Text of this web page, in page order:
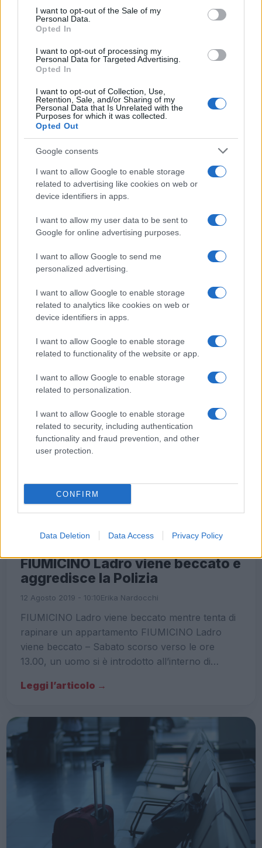
consent section.
I want to opt-out of the Sale of my
Personal Data.
Opted In
I want to opt-out of processing my
Personal Data for Targeted Advertising.
Opted In
I want to opt-out of Collection, Use,
Retention, Sale, and/or Sharing of my
Personal Data that Is Unrelated with the
Purposes for which it was collected.
Opted Out
Google consents
I want to allow Google to enable storage
related to advertising like cookies on web or
device identifiers in apps.
I want to allow my user data to be sent to
Google for online advertising purposes.
I want to allow Google to send me
personalized advertising.
I want to allow Google to enable storage
related to analytics like cookies on web or
device identifiers in apps.
I want to allow Google to enable storage
related to functionality of the website or app.
I want to allow Google to enable storage
related to personalization.
I want to allow Google to enable storage
related to security, including authentication
functionality and fraud prevention, and other
user protection.
CONFIRM
Data Deletion Data Access Privacy Policy
Leggi l’articolo →
ROMA Policlinico Gemelli —
Ladro in corsia
18 Agosto 2019 - 15:01Stefano Ferrera
ieri, un uomo si è reso protagonista del furto di
una borsa ai danni della moglie di un paziente
ricoverato nel…
Leggi l’articolo →
ULTIME NOTIZIE ROMA
FIUMICINO Ladro viene beccato e
aggredisce la Polizia
12 Agosto 2019 - 10:10Erika Nardocchi
FIUMICINO Ladro viene beccato mentre tenta di
rapinare un appartamento FIUMICINO Ladro
viene beccato – Sabato scorso verso le ore
13.00, un uomo si è introdotto all’interno di…
Leggi l’articolo →